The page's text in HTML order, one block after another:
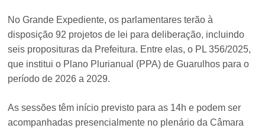
No Grande Expediente, os parlamentares terão à
disposição 92 projetos de lei para deliberação, incluindo
seis proposituras da Prefeitura. Entre elas, o PL 356/2025,
que institui o Plano Plurianual (PPA) de Guarulhos para o
período de 2026 a 2029.
As sessões têm início previsto para as 14h e podem ser
acompanhadas presencialmente no plenário da Câmara